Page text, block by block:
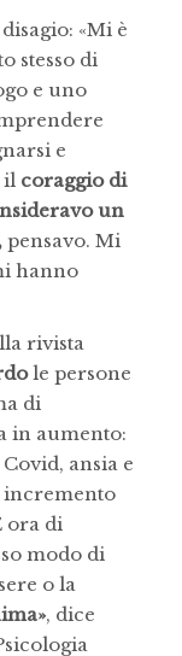
«Mi è
stesso di
e uno
e
il coraggio di
un
pensavo. Mi
hanno
rivista
le persone
di
in aumento:
ansia e
incremento
ora di
modo di
o la
, dice